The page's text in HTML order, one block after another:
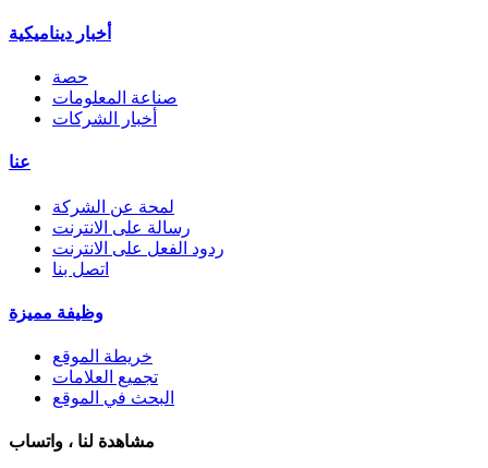
أخبار ديناميكية
حصة
صناعة المعلومات
أخبار الشركات
عنا
لمحة عن الشركة
رسالة على الانترنت
ردود الفعل على الانترنت
اتصل بنا
وظيفة مميزة
خريطة الموقع
تجميع العلامات
البحث في الموقع
مشاهدة لنا ، واتساب